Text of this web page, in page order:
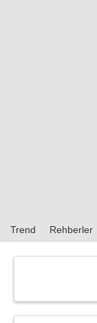
Trend Rehberler